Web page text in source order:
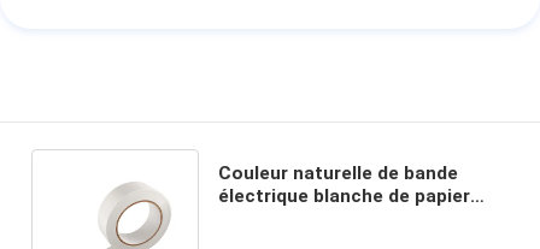
Couleur naturelle de bande
électrique blanche de papier